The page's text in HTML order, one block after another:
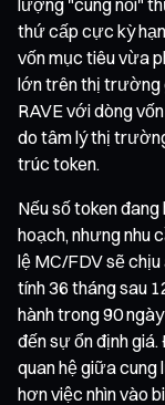
thứ cấp cực kỳ
vốn mục tiêu vừa
lớn trên thị trường
RAVE với dòng
do tâm lý thị
trúc token.
Nếu số token
hoạch, nhưng nhu
lệ MC/FDV sẽ
tính 36 tháng sau
hành trong 90
đến sự ổn định
quan hệ giữa cung
hơn việc nhìn vào